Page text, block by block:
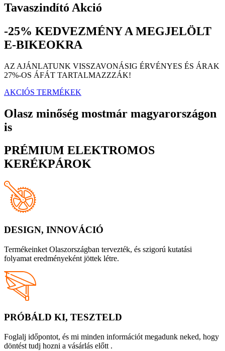
Tavaszindító Akció
-25% KEDVEZMÉNY A MEGJELÖLT
E-BIKEOKRA
AZ AJÁNLATUNK VISSZAVONÁSIG ÉRVÉNYES ÉS ÁRAK
27%-OS ÁFÁT TARTALMAZZZÁK!
AKCIÓS TERMÉKEK
Olasz minőség mostmár magyarországon
is
PRÉMIUM ELEKTROMOS
KERÉKPÁROK
DESIGN, INNOVÁCIÓ
Termékeinket Olaszországban tervezték, és szigorú kutatási
folyamat eredményeként jöttek létre.
PRÓBÁLD KI, TESZTELD
Foglalj időpontot, és mi minden információt megadunk neked, hogy
döntést tudj hozni a vásárlás előtt .